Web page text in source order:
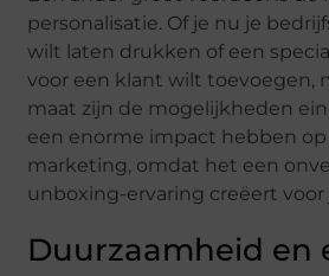
personalisatie. Of je nu je
wilt laten drukken of een
voor een klant wilt toevoegen,
maat zijn de mogelijkheden
een enorme impact hebben
marketing, omdat het een
unboxing-ervaring creëert voor
Duurzaamheid en